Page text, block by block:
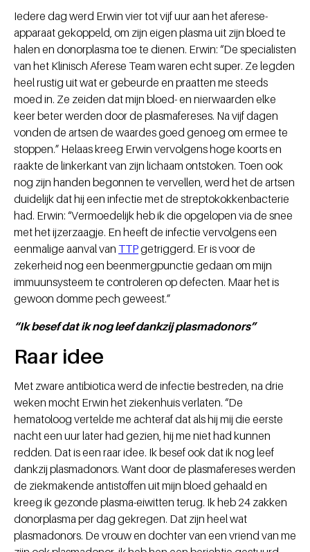
Iedere dag werd Erwin vier tot vijf uur aan het aferese-
apparaat gekoppeld, om zijn eigen plasma uit zijn bloed te
halen en donorplasma toe te dienen. Erwin: “De specialisten
van het Klinisch Aferese Team waren echt super. Ze legden
heel rustig uit wat er gebeurde en praatten me steeds
moed in. Ze zeiden dat mijn bloed- en nierwaarden elke
keer beter werden door de plasmafereses. Na vijf dagen
vonden de artsen de waardes goed genoeg om ermee te
stoppen.” Helaas kreeg Erwin vervolgens hoge koorts en
raakte de linkerkant van zijn lichaam ontstoken. Toen ook
nog zijn handen begonnen te vervellen, werd het de artsen
duidelijk dat hij een infectie met de streptokokkenbacterie
had. Erwin: “Vermoedelijk heb ik die opgelopen via de snee
met het ijzerzaagje. En heeft de infectie vervolgens een
eenmalige aanval van TTPgetriggerd. Er is voor de
zekerheid nog een beenmergpunctie gedaan om mijn
immuunsysteem te controleren op defecten. Maar het is
gewoon domme pech geweest.”
“Ik besef dat ik nog leef dankzij plasmadonors”
Raar idee
Met zware antibiotica werd de infectie bestreden, na drie
weken mocht Erwin het ziekenhuis verlaten. “De
hematoloog vertelde me achteraf dat als hij mij die eerste
nacht een uur later had gezien, hij me niet had kunnen
redden. Dat is een raar idee. Ik besef ook dat ik nog leef
dankzij plasmadonors. Want door de plasmafereses werden
de ziekmakende antistoffen uit mijn bloed gehaald en
kreeg ik gezonde plasma-eiwitten terug. Ik heb 24 zakken
donorplasma per dag gekregen. Dat zijn heel wat
plasmadonors. De vrouw en dochter van een vriend van me